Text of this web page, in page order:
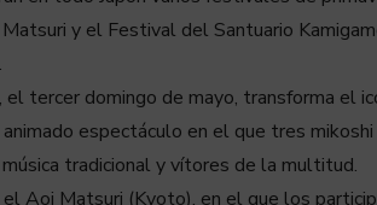
y el Festival del Santuario
el tercer domingo de mayo, transforma el
animado espectáculo en el que tres
tradicional y vítores de la multitud.
Aoi Matsuri (Kyoto), en el que los